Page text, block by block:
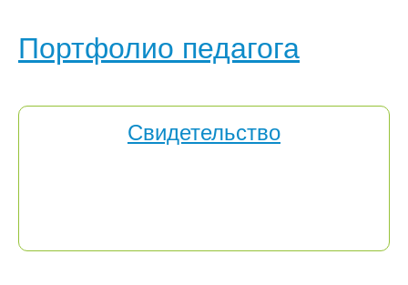
Портфолио педагога
Свидетельство